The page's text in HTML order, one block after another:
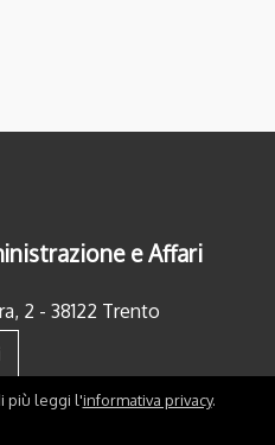
e Affari
2 - 38122 Trento
più leggi l'informativa privacy.